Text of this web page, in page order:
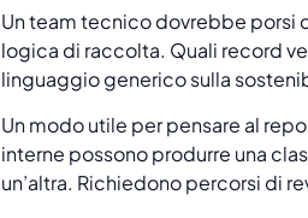
Un team tecnico dovrebbe porsi
logica di raccolta. Quali record
linguaggio generico sulla
Un modo utile per pensare al
interne possono produrre una
un’altra. Richiedono percorsi di